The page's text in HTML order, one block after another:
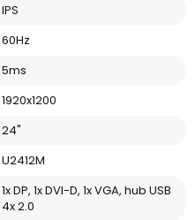
IPS
60Hz
5ms
1920x1200
24"
U2412M
1x DP, 1x DVI-D, 1x VGA, hub USB
4x 2.0